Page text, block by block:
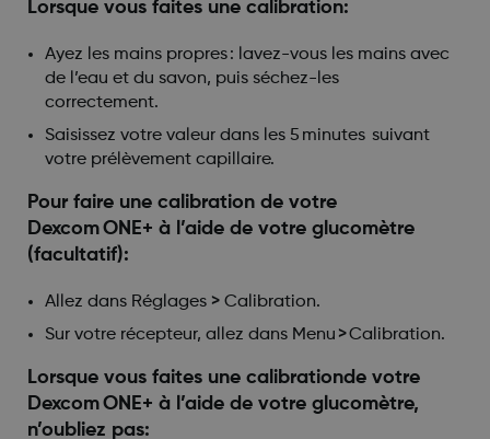
Lorsque vous faites une calibration:
Ayez les mains propres : lavez-vous les mains avec
de l’eau et du savon, puis séchez-les
correctement.
Saisissez votre valeur dans les 5 minutes suivant
votre prélèvement capillaire.
Pour faire une calibration de votre
Dexcom ONE+ à l’aide de votre glucomètre
(facultatif):
Allez dans Réglages > Calibration.
Sur votre récepteur, allez dans Menu > Calibration.
Lorsque vous faites une calibrationde votre
Dexcom ONE+ à l’aide de votre glucomètre,
n’oubliez pas: